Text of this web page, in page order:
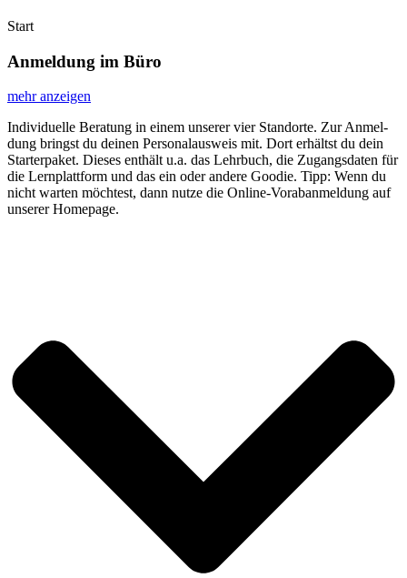
Start
Anmeldung im Büro
mehr anzeigen
Indi­vi­du­el­le Bera­tung in einem unse­rer vier Stand­or­te. Zur Anmel­
dung bringst du dei­nen Per­so­nal­aus­weis mit. Dort erhältst du dein
Star­ter­pa­ket. Die­ses ent­hält u.a. das Lehr­buch, die Zugangs­da­ten für
die Lern­platt­form und das ein oder ande­re Goo­die. Tipp: Wenn du
nicht war­ten möch­test, dann nut­ze die Online-Vor­ab­an­mel­dung auf
unse­rer Homepage.